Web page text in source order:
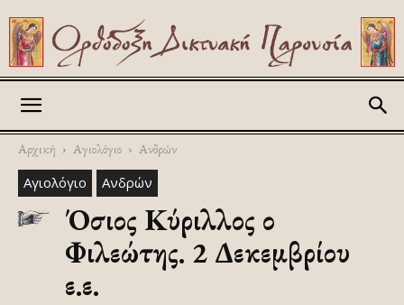
Αρχική Αγιολόγιο Ανδρών
Αγιολόγιο Ανδρών
Όσιος Κύριλλος ο
Φιλεώτης. 2 Δεκεμβρίου
ε.ε.